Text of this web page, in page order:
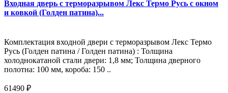
Входная дверь с терморазрывом Лекс Термо Русь с окном
и ковкой (Голден патина)...
Комплектация входной двери с терморазрывом Лекс Термо
Русь (Голден патина / Голден патина) : Толщина
холоднокатаной стали двери: 1,8 мм; Толщина дверного
полотна: 100 мм, короба: 150 ..
61490 ₽